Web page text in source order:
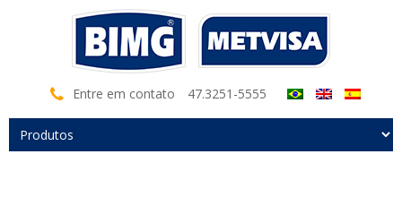
Entre em contato 47.3251-5555